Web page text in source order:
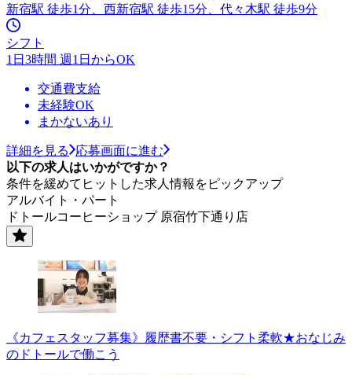
新宿駅 徒歩1分、西新宿駅 徒歩15分、代々木駅 徒歩9分
シフト
1日3時間 週1日からOK
交通費支給
未経験OK
まかないあり
詳細を見る
応募画面に進む
以下の求人はいかがですか？
条件を緩めてヒットした求人情報をピックアップ
アルバイト・パート
ドトールコーヒーショップ 原宿竹下通り店
《カフェスタッフ募集》履歴書不要・シフト柔軟★おなじみ
のドトールで働こう